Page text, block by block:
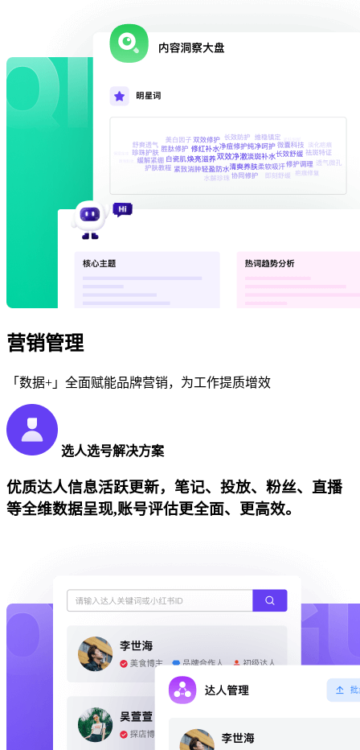
营销管理
「数据+」全面赋能品牌营销，为工作提质增效
选人选号解决方案
优质达人信息活跃更新，笔记、投放、粉丝、直播
等全维数据呈现,账号评估更全面、更高效。